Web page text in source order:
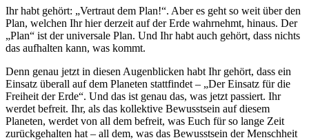
Ihr habt gehört: „Vertraut dem Plan!“. Aber es geht so weit über den
Plan, welchen Ihr hier derzeit auf der Erde wahrnehmt, hinaus. Der
„Plan“ ist der universale Plan. Und Ihr habt auch gehört, dass nichts
das aufhalten kann, was kommt.
Denn genau jetzt in diesen Augenblicken habt Ihr gehört, dass ein
Einsatz überall auf dem Planeten stattfindet – „Der Einsatz für die
Freiheit der Erde“. Und das ist genau das, was jetzt passiert. Ihr
werdet befreit. Ihr, als das kollektive Bewusstsein auf diesem
Planeten, werdet von all dem befreit, was Euch für so lange Zeit
zurückgehalten hat – all dem, was das Bewusstsein der Menschheit